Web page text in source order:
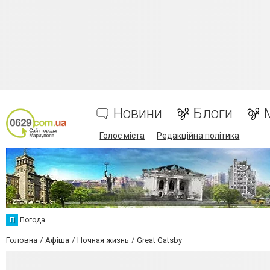
Новини Блоги
Голос міста Редакційна політика
П Погода
Головна Афіша Ночная жизнь Great Gatsby